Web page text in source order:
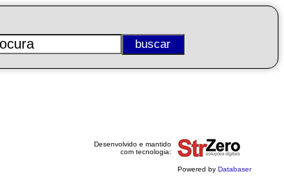
Desenvolvido e mantido
com tecnologia:
Powered by Databaser